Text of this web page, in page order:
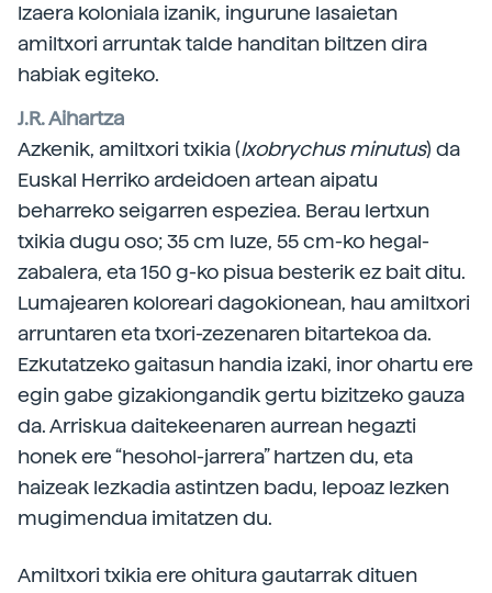
Izaera koloniala izanik, ingurune lasaietan
amiltxori arruntak talde handitan biltzen dira
habiak egiteko.
J.R. Aihartza
Azkenik, amiltxori txikia (Ixobrychus minutus) da
Euskal Herriko ardeidoen artean aipatu
beharreko seigarren espeziea. Berau lertxun
txikia dugu oso; 35 cm luze, 55 cm-ko hegal-
zabalera, eta 150 g-ko pisua besterik ez bait ditu.
Lumajearen koloreari dagokionean, hau amiltxori
arruntaren eta txori-zezenaren bitartekoa da.
Ezkutatzeko gaitasun handia izaki, inor ohartu ere
egin gabe gizakiongandik gertu bizitzeko gauza
da. Arriskua daitekeenaren aurrean hegazti
honek ere “hesohol-jarrera” hartzen du, eta
haizeak lezkadia astintzen badu, lepoaz lezken
mugimendua imitatzen du.
Amiltxori txikia ere ohitura gautarrak dituen